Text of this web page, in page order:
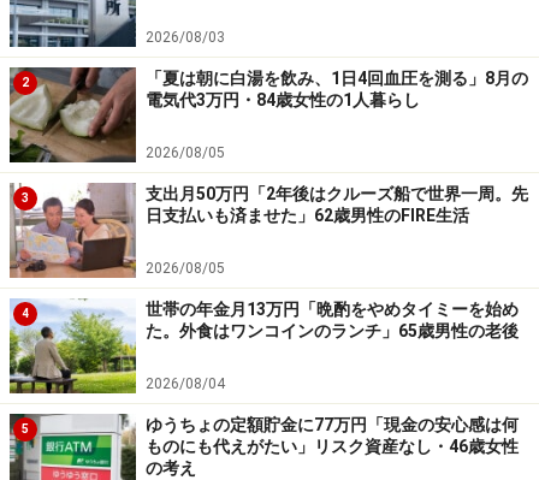
現在は1人暮らしのため資産は前述のように「使い切る
前提」と考えてはいるものの、「貯金は思ったより守り
にくいという現実を強く実感しています」とコメントし
ていました。
2026/08/03
2
「夏は朝に白湯を飲み、1日4回血圧を測る」8月の
電気代3万円・84歳女性の1人暮らし
2026/08/05
3
支出月50万円「2年後はクルーズ船で世界一周。先
日支払いも済ませた」62歳男性のFIRE生活
2026/08/05
4
世帯の年金月13万円「晩酌をやめタイミーを始め
た。外食はワンコインのランチ」65歳男性の老後
2026/08/04
5
ゆうちょの定額貯金に77万円「現金の安心感は何
ものにも代えがたい」リスク資産なし・46歳女性
の考え